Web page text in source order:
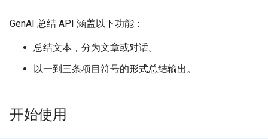
GenAI 总结 API 涵盖以下功能：
总结文本，分为文章或对话。
以一到三条项目符号的形式总结输出。
开始使用